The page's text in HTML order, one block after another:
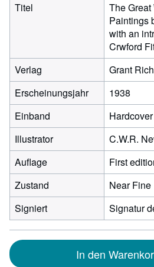
Titel
The Great
Paintings
with an
Crwford
Verlag
Grant
Erscheinungsjahr
1938
Einband
Hardcover
Illustrator
C.W.R.
Auflage
First
Zustand
Near Fine
Signiert
Signatur
In den